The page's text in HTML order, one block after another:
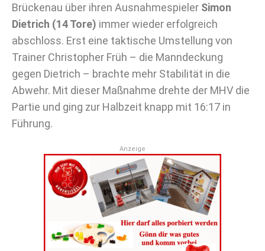
Brückenau über ihren Ausnahmespieler Simon
Dietrich (14 Tore) immer wieder erfolgreich
abschloss. Erst eine taktische Umstellung von
Trainer Christopher Früh – die Manndeckung
gegen Dietrich – brachte mehr Stabilität in die
Abwehr. Mit dieser Maßnahme drehte der MHV die
Partie und ging zur Halbzeit knapp mit 16:17 in
Führung.
Anzeige